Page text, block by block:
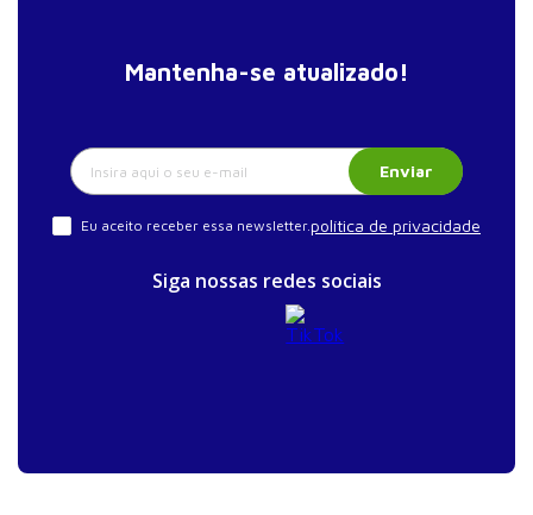
Mantenha-se atualizado!
Enviar
Eu aceito receber essa newsletter.política de privacidade
Siga nossas redes sociais